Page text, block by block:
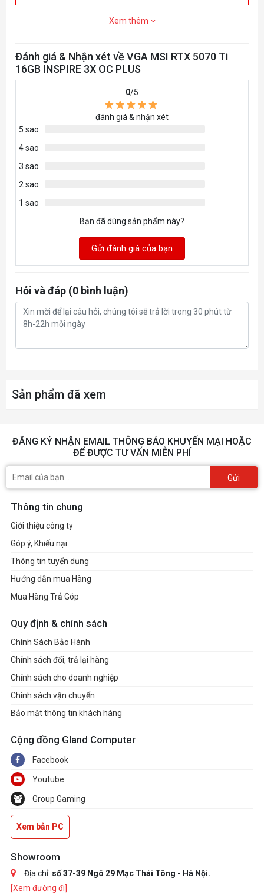
đang cập nhật
Giao diện bộ nhớ 256-bit
DisplayPort 2.1a
Hỗ trợ hiển thị
tối đa
Xem thêm
Đánh giá & Nhận xét về VGA MSI RTX 5070 Ti
16GB INSPIRE 3X OC PLUS
0/5
đánh giá & nhận xét
5 sao
4 sao
3 sao
2 sao
1 sao
Bạn đã dùng sản phẩm này?
Gửi đánh giá của bạn
Hỏi và đáp (0 bình luận)
Sản phẩm đã xem
ĐĂNG KÝ NHẬN EMAIL THÔNG BÁO KHUYẾN MẠI HOẶC
ĐỂ ĐƯỢC TƯ VẤN MIỄN PHÍ
Gửi
Thông tin chung
Giới thiệu công ty
Góp ý, Khiếu nại
Thông tin tuyển dụng
Hướng dẫn mua Hàng
Mua Hàng Trả Góp
Quy định & chính sách
Chính Sách Bảo Hành
Chính sách đổi, trả lại hàng
Chính sách cho doanh nghiệp
Chính sách vận chuyển
Bảo mật thông tin khách hàng
Cộng đồng Gland Computer
Facebook
Youtube
Group Gaming
Xem bản PC
Showroom
Địa chỉ: số 37-39 Ngõ 29 Mạc Thái Tông - Hà Nội.
[Xem đường đi]